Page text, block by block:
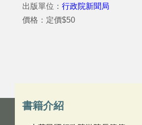
出版單位： 行政院新聞局
價格：定價$50
書籍介紹